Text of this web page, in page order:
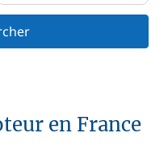
en France